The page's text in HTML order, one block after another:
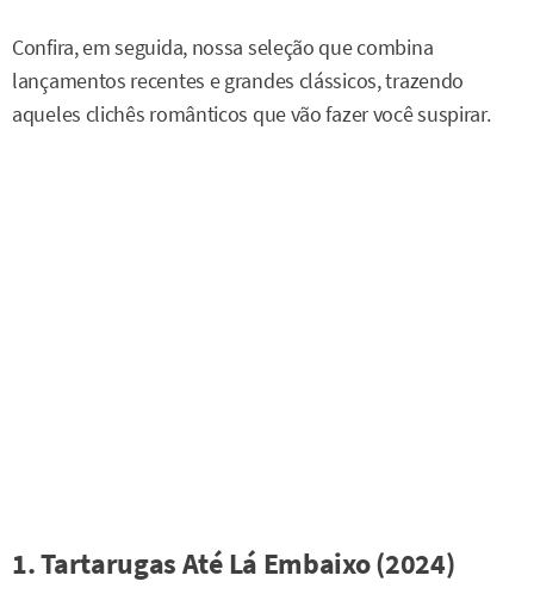
Confira, em seguida, nossa seleção que combina
lançamentos recentes e grandes clássicos, trazendo
aqueles clichês românticos que vão fazer você suspirar.
1. Tartarugas Até Lá Embaixo (2024)